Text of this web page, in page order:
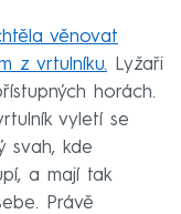
věnovat
z vrtulníku. Lyžaři
horách.
vyletí se
svah, kde
a mají tak
Právě